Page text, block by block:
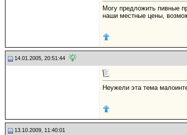
Могу предложить пивные
наши местные цены,
14.01.2005, 20:51:44
Неужели эта тема
13.10.2009, 11:40:01